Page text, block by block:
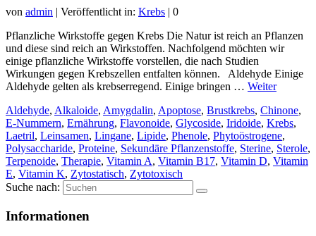
von admin | Veröffentlicht in: Krebs | 0
Pflanzliche Wirkstoffe gegen Krebs Die Natur ist reich an Pflanzen
und diese sind reich an Wirkstoffen. Nachfolgend möchten wir
einige pflanzliche Wirkstoffe vorstellen, die nach Studien
Wirkungen gegen Krebszellen entfalten können. Aldehyde Einige
Aldehyde gelten als krebserregend. Einige bringen … Weiter
Aldehyde, Alkaloide, Amygdalin, Apoptose, Brustkrebs, Chinone,
E-Nummern, Ernährung, Flavonoide, Glycoside, Iridoide, Krebs,
Laetril, Leinsamen, Lingane, Lipide, Phenole, Phytoöstrogene,
Polysaccharide, Proteine, Sekundäre Pflanzenstoffe, Sterine, Sterole,
Terpenoide, Therapie, Vitamin A, Vitamin B17, Vitamin D, Vitamin
E, Vitamin K, Zytostatisch, Zytotoxisch
Suche nach:
Informationen